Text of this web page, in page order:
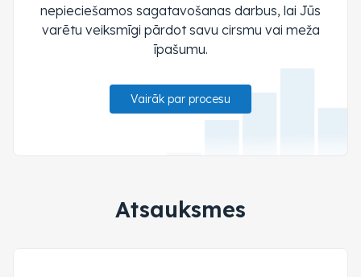
nepieciešamos sagatavošanas darbus, lai Jūs
varētu veiksmīgi pārdot savu cirsmu vai meža
īpašumu.
Vairāk par procesu
Atsauksmes